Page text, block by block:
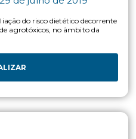
Conjunta n°
de registro de
exclusões de Produto Técnico
manipulador e